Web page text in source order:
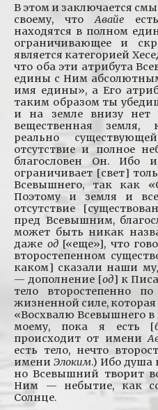
В этом и заключается
своему, чтоАвайе
находятся в полном
ограничивающее и
является категорией
что оба эти атрибута
едины с Ним
имя едины», а Его
таким образом ты
и на земле внизу нет
вещественная земля,
реально
отсутствие и полное
благословен Он. Ибо
ограничивает [свет]
Всевышнего, так как
Поэтому и земля и
отсутствие
пред Всевышним,
может быть никак
даже од[«еще»], что
второстепенном
каком] сказали наши
— дополнение [од] к
тело второстепенно
жизненной силе,
«Восхвалю Всевышнего
моему, пока я есть [
происходит от имени
есть тело, нечто
имени Элоким.) Ибо душа
но Всевышний творит
Ним — небытие, как
Солнце.